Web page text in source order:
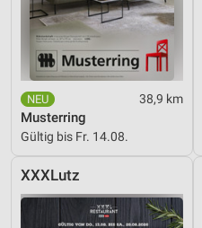
38,9 km
Musterring
Gültig bis Fr. 14.08.
XXXLutz